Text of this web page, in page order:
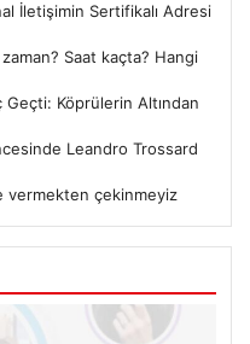
İletişimin Sertifikalı Adresi
Saat kaçta? Hangi
Geçti: Köprülerin Altından
Leandro Trossard
vermekten çekinmeyiz